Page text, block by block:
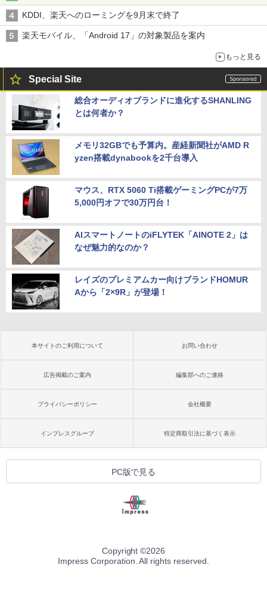
KDDI、楽天へのローミングを9月末で終了
楽天モバイル、「Android 17」の対象製品を案内
もっと見る
Special Site
総合オーディオブランドに進化するSHANLING
とは何者か？
メモリ32GBでも予算内。産経新聞社がAMD R
yzen搭載dynabookを2千台導入
マウス、RTX 5060 Ti搭載ゲーミングPCが7万
5,000円オフで30万円台！
AIスマートノートのiFLYTEK「AINOTE 2」は
なぜ魅力的なのか？
レイズのプレミアムカー向けブランドHOMUR
Aから「2×9R」が登場！
本サイトのご利用について お問い合わせ
広告掲載のご案内 編集部へのご連絡
プライバシーポリシー 会社概要
インプレスグループ 特定商取引法に基づく表示
PC版で見る
Copyright ©2026
Impress Corporation. All rights reserved.